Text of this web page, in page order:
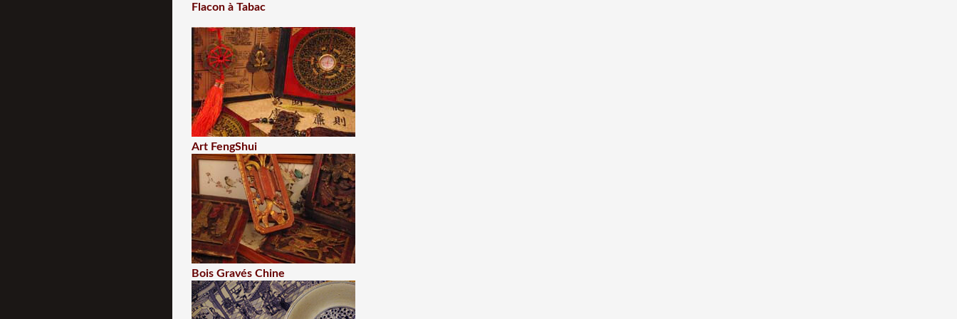
Flacon à Tabac
Art FengShui
Bois Gravés Chine